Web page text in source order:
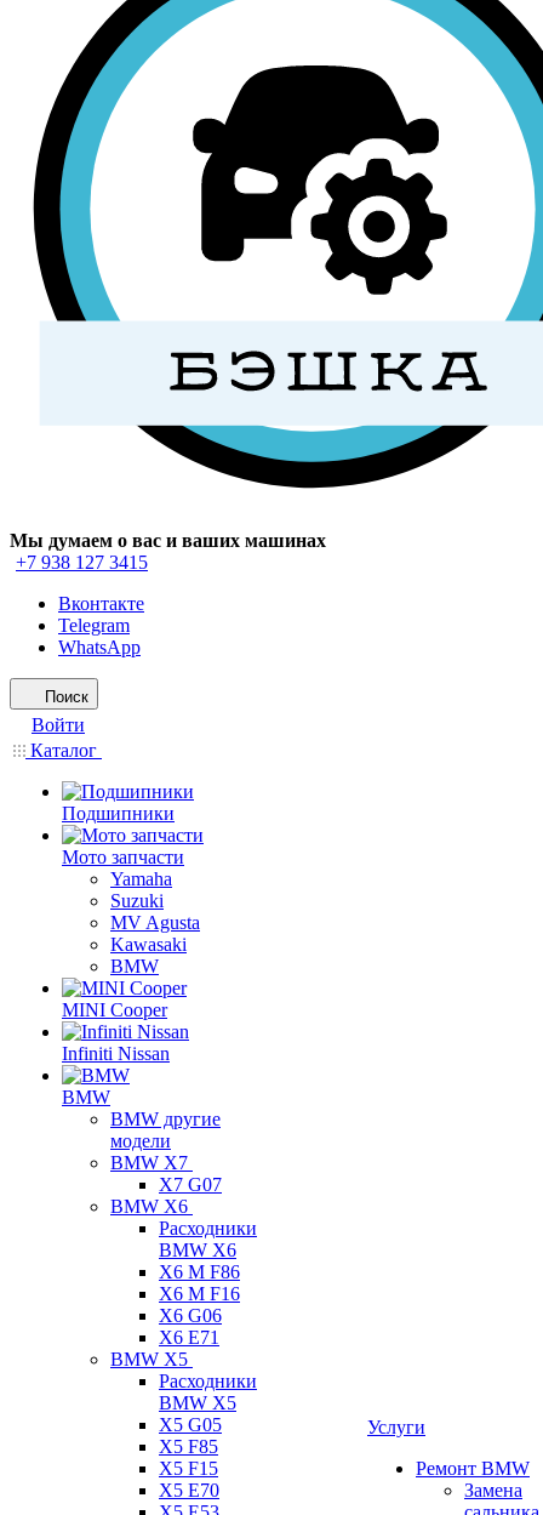
Мы думаем о вас и ваших машинах
+7 938 127 3415
Вконтакте
Telegram
WhatsApp
Поиск
Войти
Каталог
Подшипники
Мото запчасти
Yamaha
Suzuki
MV Agusta
Kawasaki
BMW
MINI Cooper
Infiniti Nissan
BMW
BMW другие
модели
BMW X7
X7 G07
BMW X6
Расходники
BMW X6
X6 M F86
X6 M F16
X6 G06
X6 E71
BMW X5
Расходники
BMW X5
X5 G05
X5 F85
X5 F15
X5 E70
Услуги
Ремонт BMW
Замена